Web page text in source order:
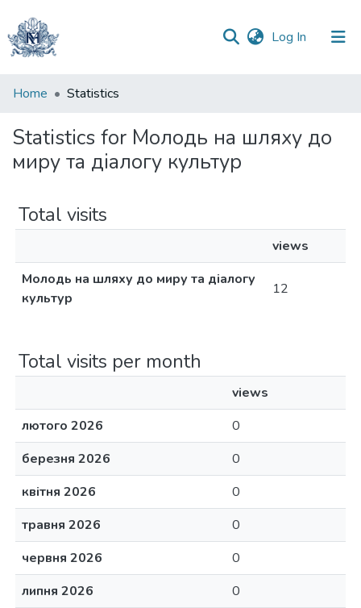
Log In (current)
Communities
Collections
All of DSpace
Home Statistics
Statistics for Молодь на шляху до
миру та діалогу культур
Total visits
views
Молодь на шляху до миру та діалогу
культур
12
Total visits per month
views
лютого 2026
0
березня 2026
0
квітня 2026
0
травня 2026
0
червня 2026
0
липня 2026
0